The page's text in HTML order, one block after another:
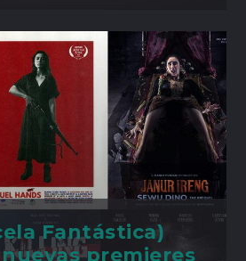
Fantástica)
premieres